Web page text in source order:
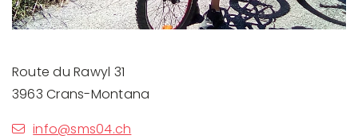
Route du Rawyl 31
3963 Crans-Montana
info@sms04.ch